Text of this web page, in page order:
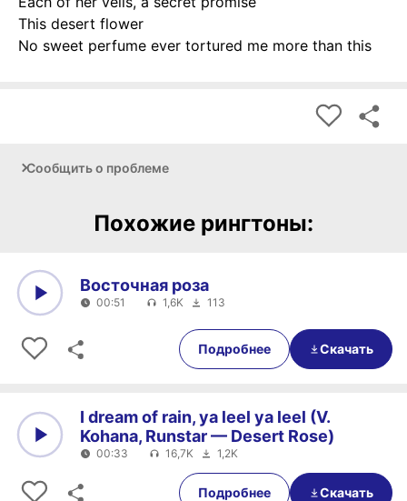
This desert flower
No sweet perfume ever tortured me more than this
Сообщить о проблеме
Похожие рингтоны:
00:51
Восточная роза
00:51 1,6K 113
Подробнее Скачать
00:33
I dream of rain, ya leel ya leel (V.
Kohana, Runstar — Desert Rose)
00:33 16,7K 1,2K
Подробнее Скачать